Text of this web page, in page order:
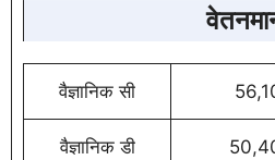
वैज्ञानिक सी
वैज्ञानिक डी